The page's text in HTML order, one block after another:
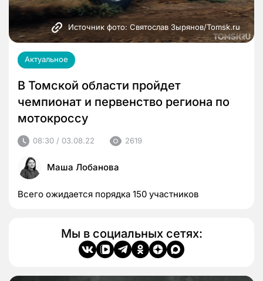
Источник фото: Святослав Зырянов/Tomsk.ru
Актуальное
В Томской области пройдет
чемпионат и первенство региона по
мотокроссу
08:30 / 03.08.22 2619
Маша Лобанова
Всего ожидается порядка 150 участников
Мы в социальных сетях: